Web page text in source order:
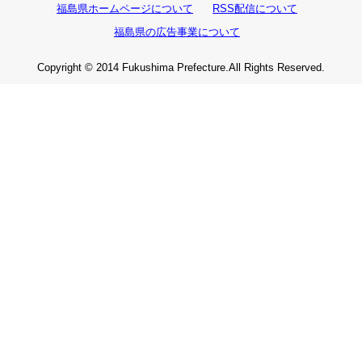
福島県ホームページについて
RSS配信について
福島県の広告事業について
Copyright © 2014 Fukushima Prefecture.All Rights Reserved.